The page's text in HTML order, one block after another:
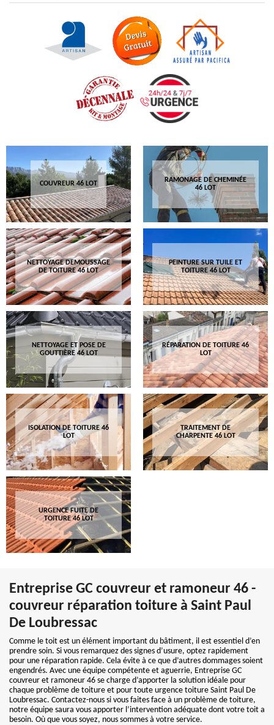
COUVREUR 46 LOT
RAMONAGE DE CHEMINÉE
46 LOT
NETTOYAGE DEMOUSSAGE
DE TOITURE 46 LOT
PEINTURE SUR TUILE ET
TOITURE 46 LOT
NETTOYAGE ET POSE DE
GOUTTIÈRE 46 LOT
RÉPARATION DE TOITURE 46
LOT
ISOLATION DE TOITURE 46
LOT
TRAITEMENT DE
CHARPENTE 46 LOT
URGENCE FUITE DE
TOITURE 46 LOT
Entreprise GC couvreur et ramoneur 46 -
couvreur réparation toiture à Saint Paul
De Loubressac
Comme le toit est un élément important du bâtiment, il est essentiel d’en
prendre soin. Si vous remarquez des signes d’usure, optez rapidement
pour une réparation rapide. Cela évite à ce que d’autres dommages soient
engendrés. Avec une équipe compétente et aguerrie, Entreprise GC
couvreur et ramoneur 46 se charge d’apporter la solution idéale pour
chaque problème de toiture et pour toute urgence toiture Saint Paul De
Loubressac. Contactez-nous si vous faites face à un problème de toiture,
notre équipe saura vous apporter l’intervention adéquate dont votre toit a
besoin. Où que vous soyez, nous sommes à votre service.